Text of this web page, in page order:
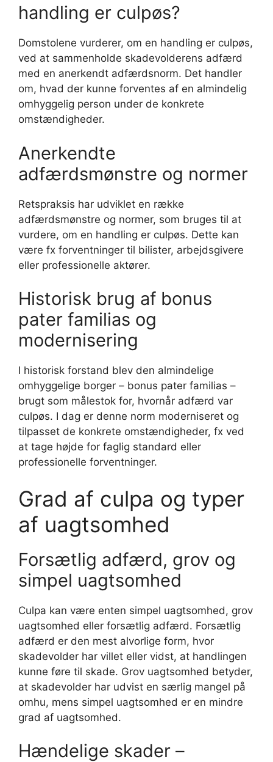
handling er culpøs?
Domstolene vurderer, om en handling er culpøs,
ved at sammenholde skadevolderens adfærd
med en anerkendt adfærdsnorm. Det handler
om, hvad der kunne forventes af en almindelig
omhyggelig person under de konkrete
omstændigheder.
Anerkendte
adfærdsmønstre og normer
Retspraksis har udviklet en række
adfærdsmønstre og normer, som bruges til at
vurdere, om en handling er culpøs. Dette kan
være fx forventninger til bilister, arbejdsgivere
eller professionelle aktører.
Historisk brug af bonus
pater familias og
modernisering
I historisk forstand blev den almindelige
omhyggelige borger – bonus pater familias –
brugt som målestok for, hvornår adfærd var
culpøs. I dag er denne norm moderniseret og
tilpasset de konkrete omstændigheder, fx ved
at tage højde for faglig standard eller
professionelle forventninger.
Grad af culpa og typer
af uagtsomhed
Forsætlig adfærd, grov og
simpel uagtsomhed
Culpa kan være enten simpel uagtsomhed, grov
uagtsomhed eller forsætlig adfærd. Forsætlig
adfærd er den mest alvorlige form, hvor
skadevolder har villet eller vidst, at handlingen
kunne føre til skade. Grov uagtsomhed betyder,
at skadevolder har udvist en særlig mangel på
omhu, mens simpel uagtsomhed er en mindre
grad af uagtsomhed.
Hændelige skader –